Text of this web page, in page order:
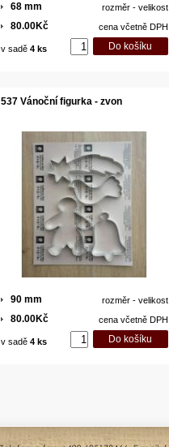
rozměr - velikost
68 mm
cena včetně DPH
80.00Kč
v sadě 4 ks
537 Vánoční figurka - zvon
rozměr - velikost
90 mm
cena včetně DPH
80.00Kč
v sadě 4 ks